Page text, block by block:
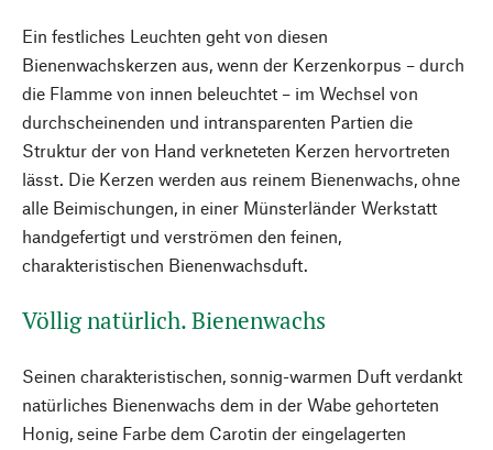
Ein festliches Leuchten geht von diesen
Bienenwachskerzen aus, wenn der Kerzenkorpus – durch
die Flamme von innen beleuchtet – im Wechsel von
durchscheinenden und intransparenten Partien die
Struktur der von Hand verkneteten Kerzen hervortreten
lässt. Die Kerzen werden aus reinem Bienenwachs, ohne
alle Beimischungen, in einer Münsterländer Werkstatt
handgefertigt und verströmen den feinen,
charakteristischen Bienenwachsduft.
Völlig natürlich. Bienenwachs
Seinen charakteristischen, sonnig-warmen Duft verdankt
natürliches Bienenwachs dem in der Wabe gehorteten
Honig, seine Farbe dem Carotin der eingelagerten